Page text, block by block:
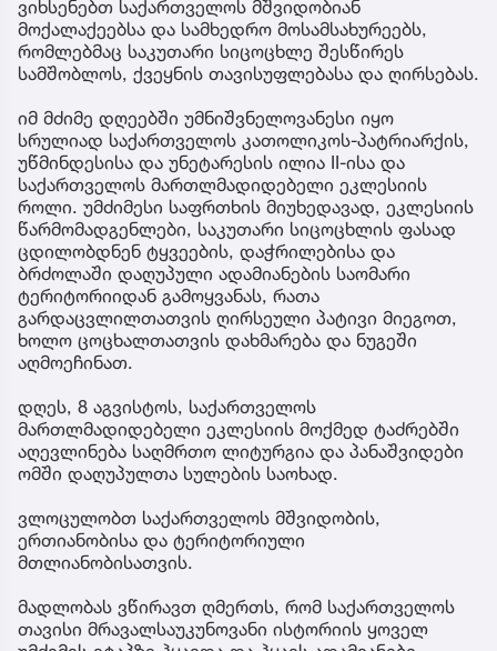
ვიხსენებთ საქართველოს მშვიდობიან
მოქალაქეებსა და სამხედრო მოსამსახურეებს,
რომლებმაც საკუთარი სიცოცხლე შესწირეს
სამშობლოს, ქვეყნის თავისუფლებასა და ღირსებას.
იმ მძიმე დღეებში უმნიშვნელოვანესი იყო
სრულიად საქართველოს კათოლიკოს-პატრიარქის,
უწმინდესისა და უნეტარესის ილია II-ისა და
საქართველოს მართლმადიდებელი ეკლესიის
როლი. უმძიმესი საფრთხის მიუხედავად, ეკლესიის
წარმომადგენლები, საკუთარი სიცოცხლის ფასად
ცდილობდნენ ტყვეების, დაჭრილებისა და
ბრძოლაში დაღუპული ადამიანების საომარი
ტერიტორიიდან გამოყვანას, რათა
გარდაცვლილთათვის ღირსეული პატივი მიეგოთ,
ხოლო ცოცხალთათვის დახმარება და ნუგეში
აღმოეჩინათ.
დღეს, 8 აგვისტოს, საქართველოს
მართლმადიდებელი ეკლესიის მოქმედ ტაძრებში
აღევლინება საღმრთო ლიტურგია და პანაშვიდები
ომში დაღუპულთა სულების საოხად.
ვლოცულობთ საქართველოს მშვიდობის,
ერთიანობისა და ტერიტორიული
მთლიანობისათვის.
მადლობას ვწირავთ ღმერთს, რომ საქართველოს
თავისი მრავალსაუკუნოვანი ისტორიის ყოველ